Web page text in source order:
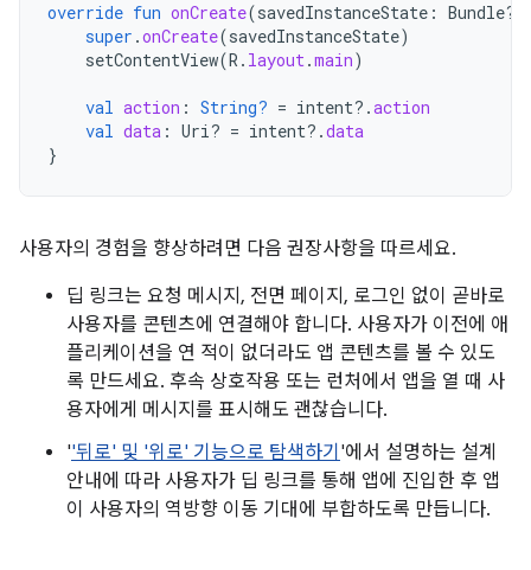
override fun onCreate(savedInstanceState : Bundle?)
super .onCreate(savedInstanceState)
setContentView(R . layout.main)
val action : String? = intent?.action
val data : Uri? = intent?.data
}
사용자의 경험을 향상하려면 다음 권장사항을 따르세요.
딥 링크는 요청 메시지, 전면 페이지, 로그인 없이 곧바로
사용자를 콘텐츠에 연결해야 합니다. 사용자가 이전에 애
플리케이션을 연 적이 없더라도 앱 콘텐츠를 볼 수 있도
록 만드세요. 후속 상호작용 또는 런처에서 앱을 열 때 사
용자에게 메시지를 표시해도 괜찮습니다.
''뒤로' 및 '위로' 기능으로 탐색하기 '에서 설명하는 설계
안내에 따라 사용자가 딥 링크를 통해 앱에 진입한 후 앱
이 사용자의 역방향 이동 기대에 부합하도록 만듭니다.